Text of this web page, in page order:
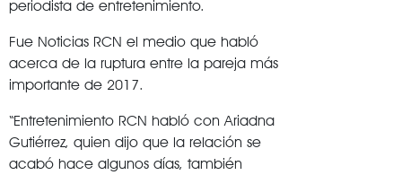
periodista de entretenimiento.
Fue Noticias RCN el medio que habló
acerca de la ruptura entre la pareja más
importante de 2017.
“Entretenimiento RCN habló con Ariadna
Gutiérrez, quien dijo que la relación se
acabó hace algunos días, también